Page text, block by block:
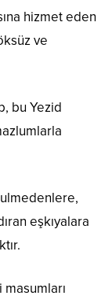
hizmet eden
ve
bu Yezid
eşkıyalara